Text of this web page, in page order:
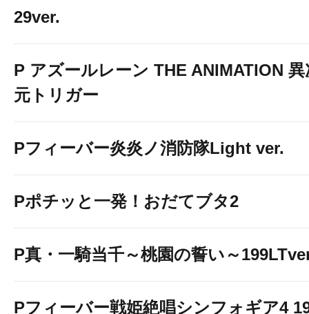
29ver.
P アズールレーン THE ANIMATION 異
元トリガー
Pフィーバー炎炎ノ消防隊Light ver.
Pポチッと一発！おだてブタ2
P真・一騎当千～桃園の誓い～
Pフィーバー戦姫絶唱シンフォギア4